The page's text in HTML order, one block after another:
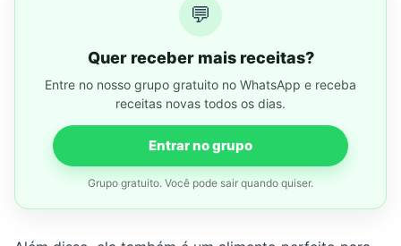
💬
Quer receber mais receitas?
Entre no nosso grupo gratuito no WhatsApp e receba
receitas novas todos os dias.
Entrar no grupo
Grupo gratuito. Você pode sair quando quiser.